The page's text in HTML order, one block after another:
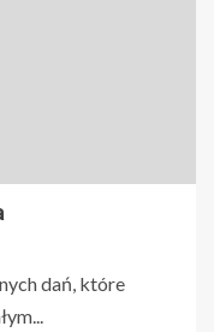
dań, które